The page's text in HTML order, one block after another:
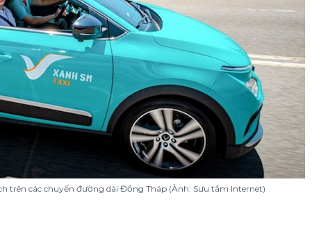
trên các chuyến đường dài Đồng Tháp (Ảnh: Sưu tầm Internet)